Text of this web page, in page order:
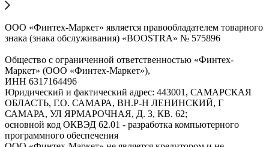
ООО «Финтех-Маркет» является правообладателем товарного
знака (знака обслуживания) «BOOSTRA» № 575896
Общество с ограниченной ответственностью «Финтех-
Маркет» (ООО «Финтех-Маркет»),
ИНН 6317164496
Юридический и фактический адрес: 443001, САМАРСКАЯ
ОБЛАСТЬ, Г.О. САМАРА, ВН.Р-Н ЛЕНИНСКИЙ, Г
САМАРА, УЛ ЯРМАРОЧНАЯ, Д. 3, КВ. 62;
основной код ОКВЭД 62.01 - разработка компьютерного
программного обеспечения